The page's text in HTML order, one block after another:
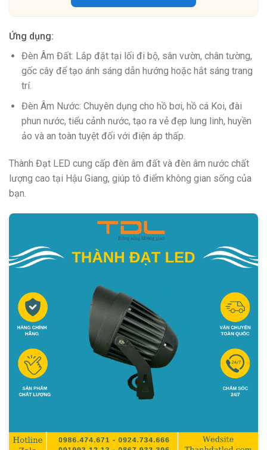
Ứng dụng:
Đèn Âm Đất: Lắp đặt tại lối đi bộ, sân vườn, chân tường,
gốc cây để tạo ánh sáng dẫn hướng hoặc hắt sáng trang
trí.
Đèn Âm Nước: Chuyên dụng cho hồ bơi, hồ cá Koi, đài
phun nước, tiểu cảnh nước, tạo ra vẻ đẹp lung linh, huyền
ảo và an toàn tuyệt đối với điện áp thấp.
Thành Đạt LED cung cấp đèn âm đất và đèn âm nước chất
lượng cao tại Hậu Giang, giúp tô điểm không gian sống của
bạn.